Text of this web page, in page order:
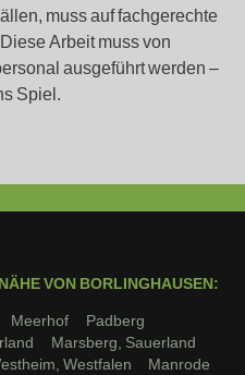
muss auf fachgerechte
Arbeit muss von
ausgeführt werden –
Spiel.
VON BORLINGHAUSEN:
Meerhof
Padberg
Marsberg, Sauerland
Westfalen
Manrode